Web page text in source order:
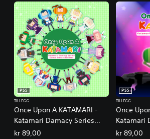
Once Upon A KATAMARI -
Katamari Damacy Series
Dance Dance Remixes
PS5
TILLEGG
kr 89,00
Once
Katamari
Neo
PS5
TILLEGG
kr 89,00